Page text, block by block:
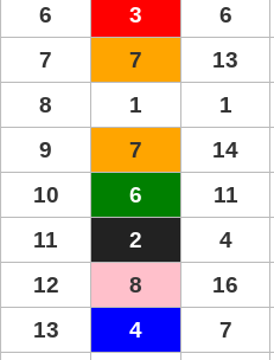
6
3 6
7
7 13
8
1 1
9
7 14
10
6 11
11
2 4
12
8 16
13
4 7